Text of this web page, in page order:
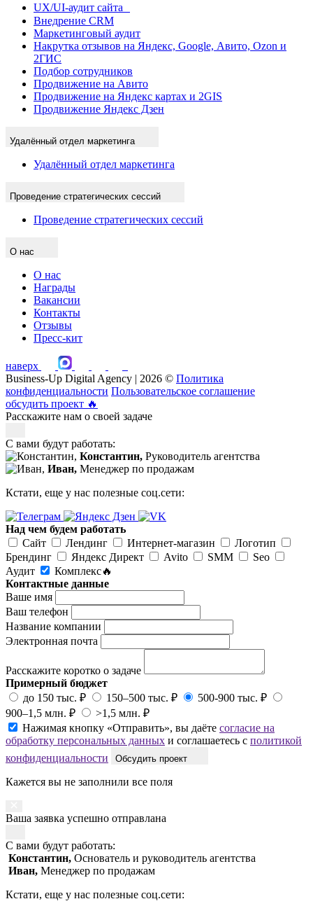
UX/UI-аудит сайта
Внедрение CRM
Маркетинговый аудит
Накрутка отзывов на Яндекс, Google, Авито, Ozon и
2ГИС
Подбор сотрудников
Продвижение на Авито
Продвижение на Яндекс картах и 2GIS
Продвижение Яндекс Дзен
Удалённый отдел маркетинга
Удалённый отдел маркетинга
Проведение стратегических сессий
Проведение стратегических сессий
О нас
О нас
Награды
Вакансии
Контакты
Отзывы
Пресс-кит
наверх
Business-Up Digital Agency | 2026 © Политика
конфиденциальности Пользовательское соглашение
обсудить проект 🔥
Расскажите нам о своей задаче
С вами будут работать:
Константин, Руководитель агентства
Иван, Менеджер по продажам
Кстати, еще у нас полезные соц.сети:
Над чем будем работать
Сайт
Лендинг Интернет-магазин
Логотип
Брендинг
Яндекс Директ Avito SMM
Seo
Аудит
Комплекс🔥
Контактные данные
Ваше имя
Ваш телефон
Название компании
Электронная почта
Расскажите коротко о задаче
Примерный бюджет
до 150 тыс. ₽
150–500 тыс. ₽
500-900 тыс. ₽
900–1,5 млн. ₽
>1,5 млн. ₽
Нажимая кнопку «Отправить», вы даёте согласие на
обработку персональных данных и соглашаетесь с политикой
конфиденциальности
Обсудить проект
Кажется вы не заполнили все поля
Ваша заявка успешно отправлана
С вами будут работать:
Константин, Основатель и руководитель агентства
Иван, Менеджер по продажам
Кстати, еще у нас полезные соц.сети: